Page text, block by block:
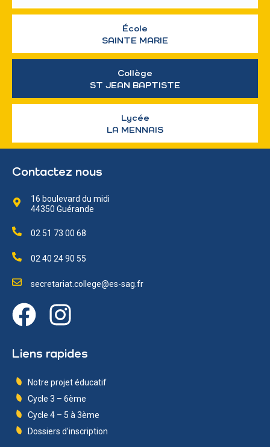
École
SAINTE MARIE
Collège
ST JEAN BAPTISTE
Lycée
LA MENNAIS
Contactez nous
16 boulevard du midi
44350 Guérande
02 51 73 00 68
02 40 24 90 55
secretariat.college@es-sag.fr
Liens rapides
Notre projet éducatif
Cycle 3 – 6ème
Cycle 4 – 5 à 3ème
Dossiers d’inscription